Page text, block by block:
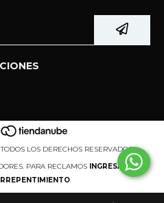
LOS DERECHOS RESERVADOS.
PARA RECLAMOS INGRESÁ ACÁ.